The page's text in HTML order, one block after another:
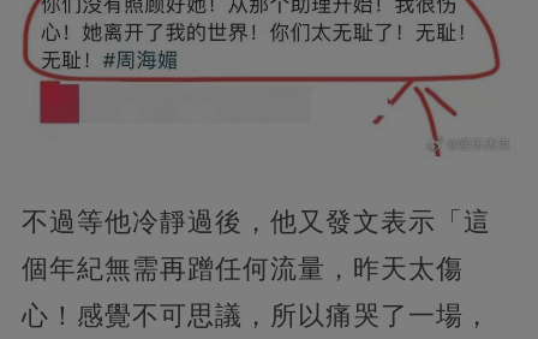
不過等他冷靜過後，他又發文表示「這
個年紀無需再蹭任何流量，昨天太傷
心！感覺不可思議，所以痛哭了一場，